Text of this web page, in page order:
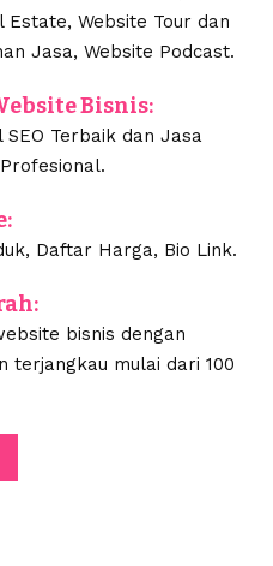
Website Tour dan
Jasa, Website Podcast.
Bisnis:
Terbaik dan Jasa
Daftar Harga, Bio Link.
bisnis dengan
terjangkau mulai dari 100